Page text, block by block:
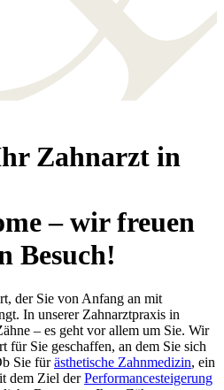
Zahnarzt in
– wir freuen
Besuch!
der Sie von Anfang an mit
In unserer Zahnarztpraxis in
– es geht vor allem um Sie. Wir
für Sie geschaffen, an dem Sie sich
Sie fürästhetische Zahnmedizin, ein
dem Ziel derPerformancesteigerung